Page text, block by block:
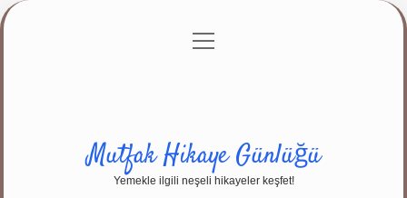
Gizlilik Politikası
menüyü
Mutfak Hikaye Günlüğü
Yemekle ilgili neşeli hikayeler keşfet!